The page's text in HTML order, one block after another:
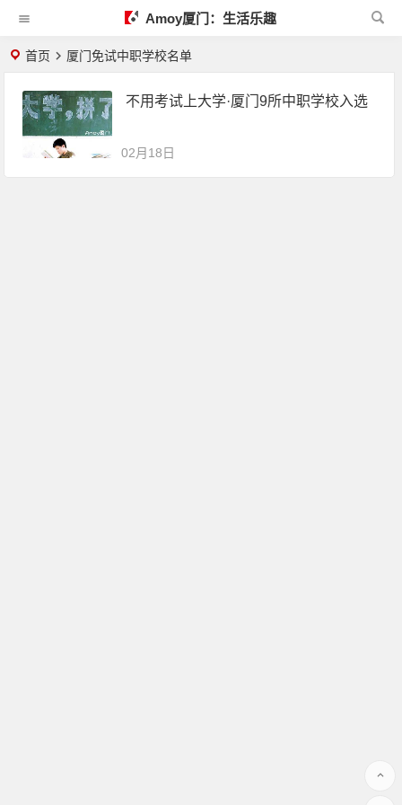
Amoy厦门：生活乐趣
首页 厦门免试中职学校名单
不用考试上大学·厦门9所中职学校入选
02月18日